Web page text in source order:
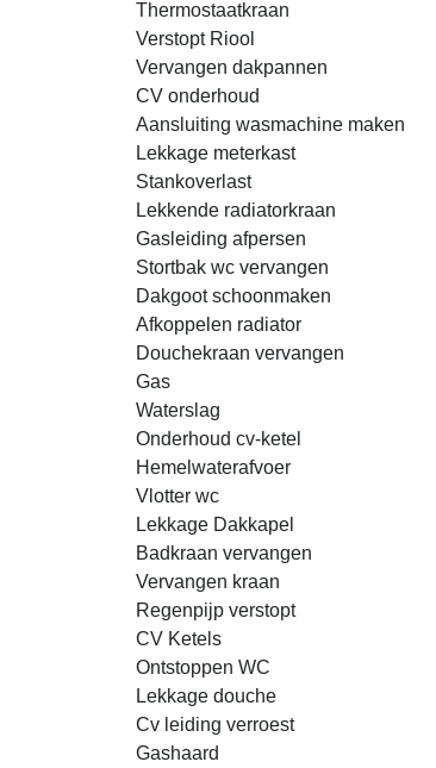
Thermostaatkraan
Verstopt Riool
Vervangen dakpannen
CV onderhoud
Aansluiting wasmachine maken
Lekkage meterkast
Stankoverlast
Lekkende radiatorkraan
Gasleiding afpersen
Stortbak wc vervangen
Dakgoot schoonmaken
Afkoppelen radiator
Douchekraan vervangen
Gas
Waterslag
Onderhoud cv-ketel
Hemelwaterafvoer
Vlotter wc
Lekkage Dakkapel
Badkraan vervangen
Vervangen kraan
Regenpijp verstopt
CV Ketels
Ontstoppen WC
Lekkage douche
Cv leiding verroest
Gashaard